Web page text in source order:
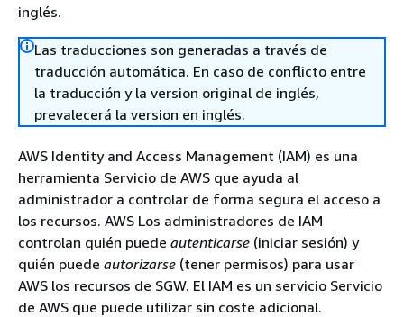
inglés.
Las traducciones son generadas a través de
traducción automática. En caso de conflicto entre
la traducción y la version original de inglés,
prevalecerá la version en inglés.
AWS Identity and Access Management (IAM) es una
herramienta Servicio de AWS que ayuda al
administrador a controlar de forma segura el acceso a
los recursos. AWS Los administradores de IAM
controlan quién puede autenticarse (iniciar sesión) y
quién puede autorizarse (tener permisos) para usar
AWS los recursos de SGW. El IAM es un servicio Servicio
de AWS que puede utilizar sin coste adicional.